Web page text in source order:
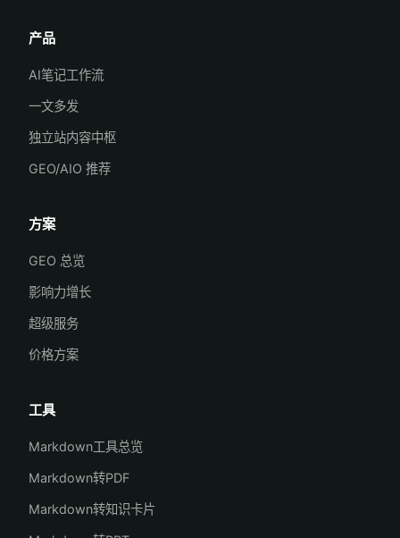
产品
AI笔记工作流
一文多发
独立站内容中枢
GEO/AIO 推荐
方案
GEO 总览
影响力增长
超级服务
价格方案
工具
Markdown工具总览
Markdown转PDF
Markdown转知识卡片